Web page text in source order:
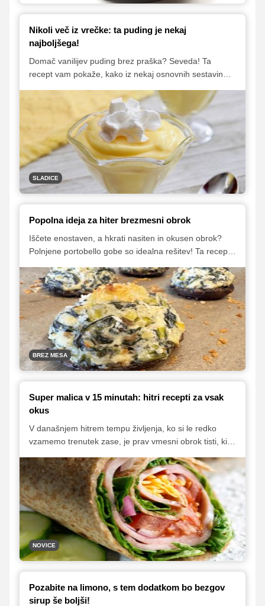
Nikoli več iz vrečke: ta puding je nekaj
najboljšega!
Domač vanilijev puding brez praška? Seveda! Ta
recept vam pokaže, kako iz nekaj osnovnih sestavin
ki se ne more primerjati s tistim iz vrečke.
SLADICE
Popolna ideja za hiter brezmesni obrok
Iščete enostaven, a hkrati nasiten in okusen obrok?
Polnjene portobello gobe so idealna rešitev! Ta recept
svežo zelenjavo ter hrustljavo zapečene drobtine.
Preprosta priprava in izvrsten okus naredita to jed
odlično izbiro za vsakogar, ki uživa v dobri hrani, ne
glede na prehranske preference.
BREZ MESA
Super malica v 15 minutah: hitri recepti za vsak
okus
V današnjem hitrem tempu življenja, ko si le redko
vzamemo trenutek zase, je prav vmesni obrok tisti, ki
energije. V nadaljevanju vas čakajo tri preproste in
hranljive ideje za malico, popolne za aktiven življenjski
slog.
NOVICE
Pozabite na limono, s tem dodatkom bo bezgov
sirup še boljši!